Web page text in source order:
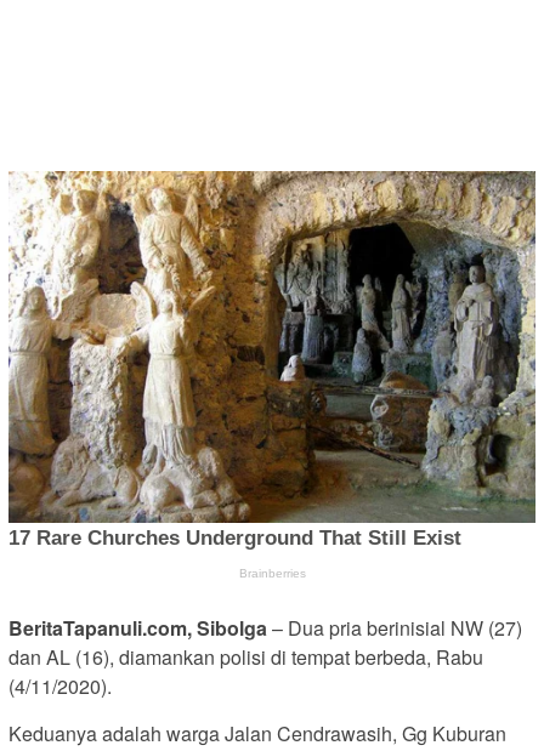
BeritaTapanuli.com, Sibolga– Dua pria berinisial NW (27)
dan AL (16), diamankan polisi di tempat berbeda, Rabu
(4/11/2020).
Keduanya adalah warga Jalan Cendrawasih, Gg Kuburan